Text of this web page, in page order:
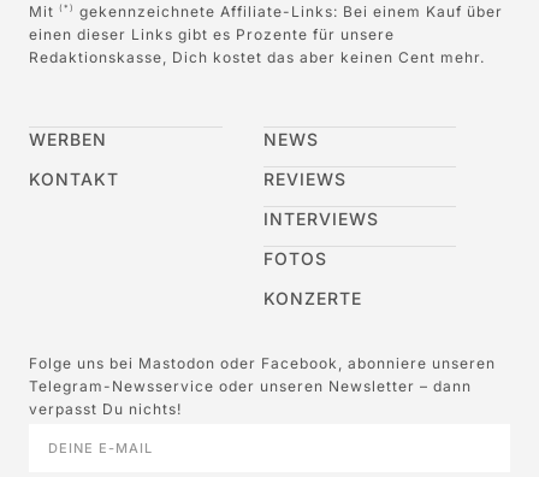
Mit (*)
gekennzeichnete Affiliate-Links: Bei einem Kauf über
einen dieser Links gibt es Prozente für unsere
Redaktionskasse, Dich kostet das aber keinen Cent mehr.
WERBEN
KONTAKT
NEWS
REVIEWS
INTERVIEWS
FOTOS
KONZERTE
Folge uns bei Mastodon oder Facebook, abonniere unseren
Telegram-Newsservice oder unseren Newsletter – dann
verpasst Du nichts!